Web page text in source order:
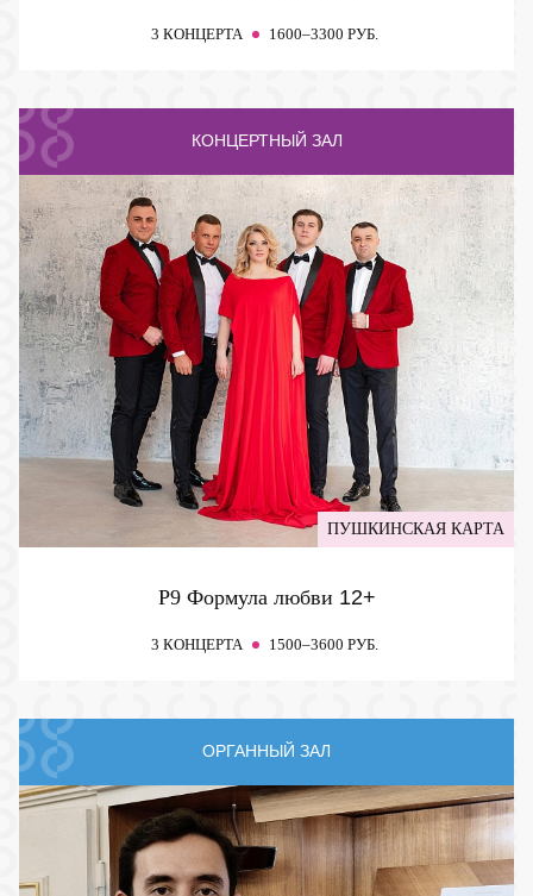
3 КОНЦЕРТА 1600–3300 РУБ.
КОНЦЕРТНЫЙ ЗАЛ
ПУШКИНСКАЯ КАРТА
P9 Формула любви 12+
3 КОНЦЕРТА 1500–3600 РУБ.
ОРГАННЫЙ ЗАЛ